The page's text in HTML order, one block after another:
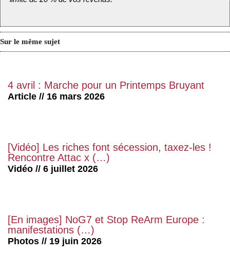
Sur le même sujet
4 avril : Marche pour un Printemps Bruyant
Article // 16 mars 2026
[Vidéo] Les riches font sécession, taxez-les !
Rencontre Attac x (…)
Vidéo // 6 juillet 2026
[En images] NoG7 et Stop ReArm Europe :
manifestations (…)
Photos // 19 juin 2026